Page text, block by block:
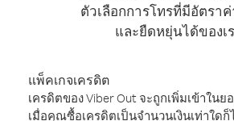
ตัวเลือกการโทรที่มีอัตรา
และยืดหยุ่นได้ของเ
แพ็คเกจเครดิต
เครดิตของ Viber Out จะถูกเพิ่มเข้าใน
เมื่อคุณซื้อเครดิตเป็นจำนวนเงินเท่าใด